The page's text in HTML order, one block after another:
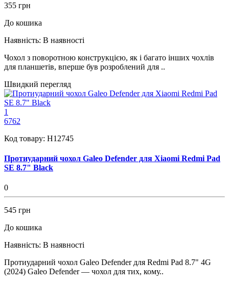
355 грн
До кошика
Наявність: В наявності
Чохол з поворотною конструкцією, як і багато інших чохлів
для планшетів, вперше був розроблений для ..
Швидкий перегляд
1
6762
Код товару: H12745
Протиударний чохол Galeo Defender для Xiaomi Redmi Pad
SE 8.7" Black
0
545 грн
До кошика
Наявність: В наявності
Протиударний чохол Galeo Defender для Redmi Pad 8.7" 4G
(2024) Galeo Defender — чохол для тих, кому..